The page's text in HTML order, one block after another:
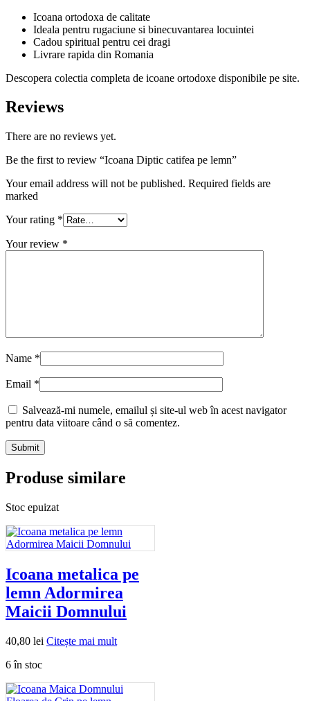
Icoana ortodoxa de calitate
Ideala pentru rugaciune si binecuvantarea locuintei
Cadou spiritual pentru cei dragi
Livrare rapida din Romania
Descopera colectia completa de icoane ortodoxe disponibile pe site.
Reviews
There are no reviews yet.
Be the first to review “Icoana Diptic catifea pe lemn”
Your email address will not be published. Required fields are
marked
Your rating *
Your review *
Name *
Email *
Salvează-mi numele, emailul și site-ul web în acest navigator
pentru data viitoare când o să comentez.
Produse similare
Stoc epuizat
Icoana metalica pe
lemn Adormirea
Maicii Domnului
40,80 lei Citește mai mult
6 în stoc